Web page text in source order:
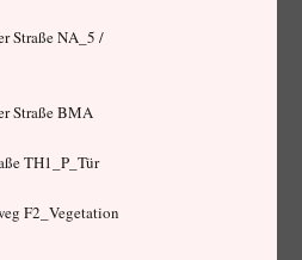
Straße NA_5 /
Straße BMA
TH1_P_Tür
F2_Vegetation